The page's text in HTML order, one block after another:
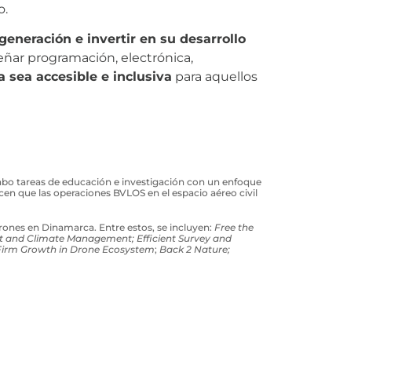
e invertir en su desarrollo
programación, electrónica,
sea accesible e inclusiva para aquellos
tareas de educación e investigación con un enfoque
que las operaciones BVLOS en el espacio aéreo civil
en Dinamarca. Entre estos, se incluyen: Free the
Climate Management; Efficient Survey and
Growth in Drone Ecosystem; Back 2 Nature;